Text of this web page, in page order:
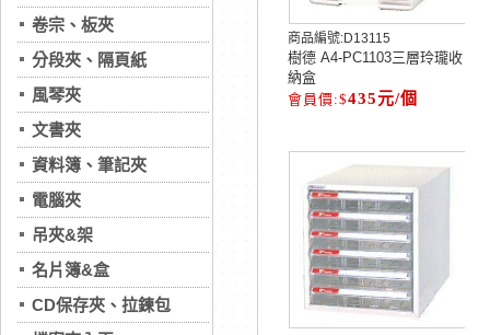
卷宗、板夾
分段夾、隔頁紙
風琴夾
文書夾
資料簿、筆記夾
電腦夾
吊夾&架
名片簿&盒
CD保存夾、拉鍊包
商品編號:D13115
樹德 A4-PC1103三層玲瓏收
納盒
435元/個